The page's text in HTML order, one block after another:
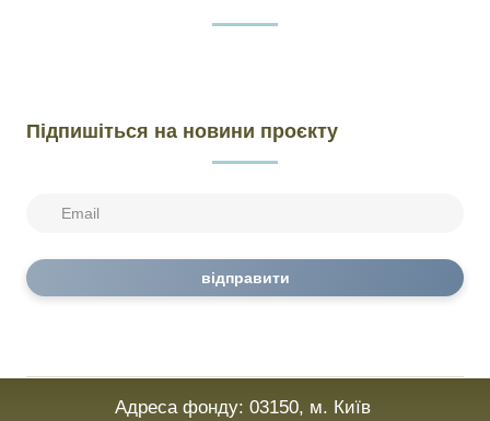
Підпишіться на новини проєкту
відправити
Адреса фонду: 03150, м. Київ